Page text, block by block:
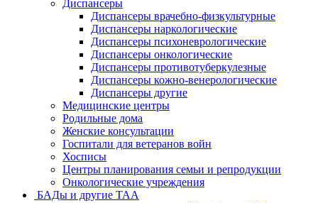
Диспансеры
Диспансеры врачебно-физкультурные
Диспансеры наркологические
Диспансеры психоневрологические
Диспансеры онкологические
Диспансеры противотуберкулезные
Диспансеры кожно-венерологические
Диспансеры другие
Медицинские центры
Родильные дома
Женские консультации
Госпитали для ветеранов войн
Хосписы
Центры планирования семьи и репродукции
Онкологические учреждения
БАДы и другие ТАА